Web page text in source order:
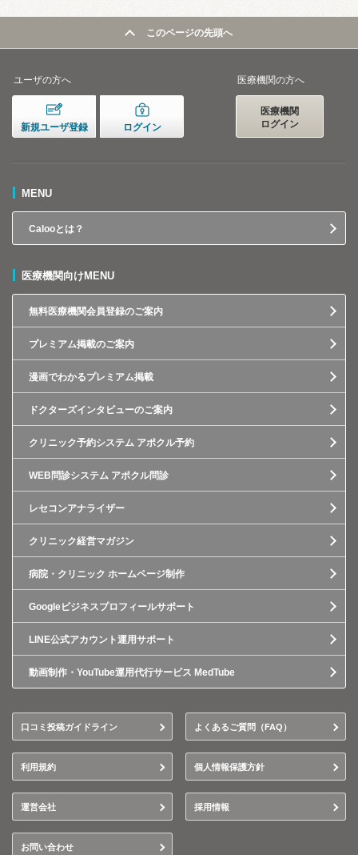
このページの先頭へ
ユーザの方へ
新規ユーザ登録 ログイン
医療機関の方へ
医療機関
ログイン
MENU
Calooとは？
医療機関向けMENU
無料医療機関会員登録のご案内
プレミアム掲載のご案内
漫画でわかるプレミアム掲載
ドクターズインタビューのご案内
クリニック予約システム アポクル予約
WEB問診システム アポクル問診
レセコンアナライザー
クリニック経営マガジン
病院・クリニック ホームページ制作
Googleビジネスプロフィールサポート
LINE公式アカウント運用サポート
動画制作・YouTube運用代行サービス MedTube
口コミ投稿ガイドライン よくあるご質問（FAQ）
利用規約 個人情報保護方針
運営会社 採用情報
お問い合わせ